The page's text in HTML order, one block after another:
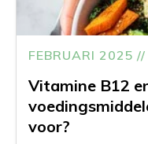
FEBRUARI 2025
Vitamine B12
voor?